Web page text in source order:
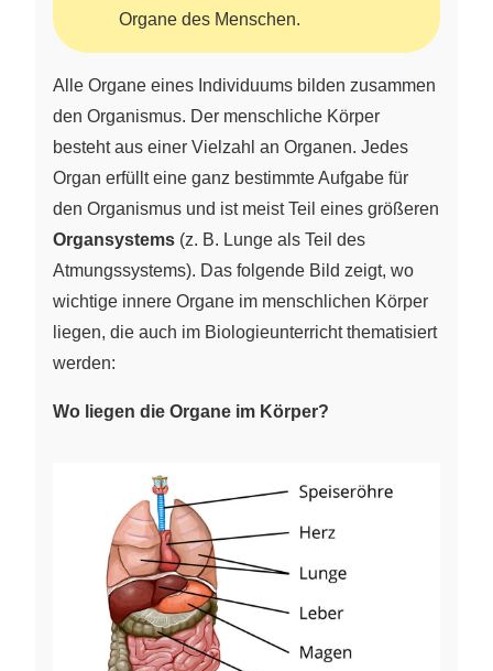
Organe des Menschen.
Alle Organe eines Individuums bilden zusammen
den Organismus. Der menschliche Körper
besteht aus einer Vielzahl an Organen. Jedes
Organ erfüllt eine ganz bestimmte Aufgabe für
den Organismus und ist meist Teil eines größeren
Organsystems (z. B. Lunge als Teil des
Atmungssystems). Das folgende Bild zeigt, wo
wichtige innere Organe im menschlichen Körper
liegen, die auch im Biologieunterricht thematisiert
werden:
Wo liegen die Organe im Körper?